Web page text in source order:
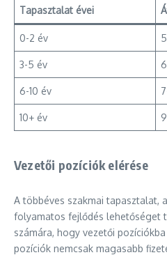
Tapasztalat évei
0-2 év
3-5 év
6-10 év
10+ év
Vezetői pozíciók elérése
A többéves szakmai tapasztalat,
folyamatos fejlődés lehetőséget
számára, hogy vezetői
pozíciók nemcsak magasabb